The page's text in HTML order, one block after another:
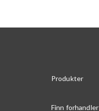
Produkter
Finn forhandler